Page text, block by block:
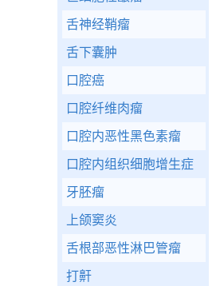
舌神经鞘瘤
舌下囊肿
口腔癌
口腔纤维肉瘤
口腔内恶性黑色素瘤
口腔内组织细胞增生症
牙胚瘤
上颌窦炎
舌根部恶性淋巴管瘤
打鼾